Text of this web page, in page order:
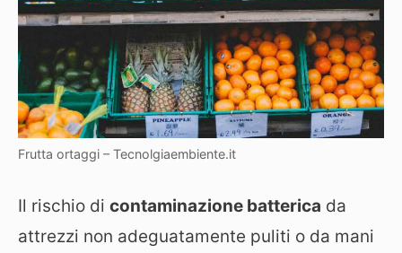
Frutta ortaggi – Tecnolgiaembiente.it
Il rischio di contaminazione batterica da
attrezzi non adeguatamente puliti o da mani